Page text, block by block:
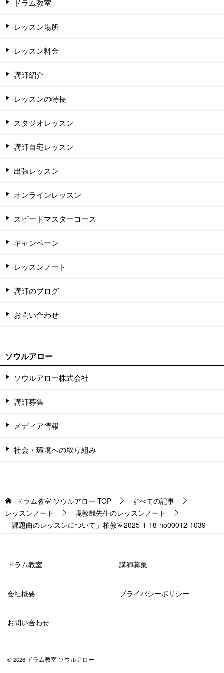
ドラム教室
レッスン場所
レッスン料金
講師紹介
レッスンの特長
スタジオレッスン
講師自宅レッスン
出張レッスン
オンラインレッスン
スピードマスターコース
キャンペーン
レッスンノート
講師のブログ
お問い合わせ
ソウルアロー
ソウルアロー株式会社
講師募集
メディア情報
社会・環境への取り組み
ドラム教室 ソウルアロー TOP
すべての記事
レッスンノート
境敦哉先生のレッスンノート
「課題曲のレッスンについて」柏教室2025-1-18-no00012-1039
ドラム教室 講師募集
会社概要 プライバシーポリシー
お問い合わせ
© 2026 ドラム教室 ソウルアロー